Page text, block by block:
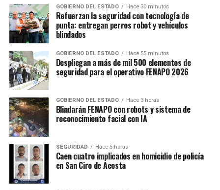
GOBIERNO DEL ESTADO Hace 30 minutos
Refuerzan la seguridad con tecnología de
punta: entregan perros robot y vehículos
blindados
GOBIERNO DEL ESTADO Hace 55 minutos
Despliegan a más de mil 500 elementos de
seguridad para el operativo FENAPO 2026
GOBIERNO DEL ESTADO Hace 3 horas
Blindarán FENAPO con robots y sistema de
reconocimiento facial con IA
SEGURIDAD Hace 5 horas
Caen cuatro implicados en homicidio de policía
en San Ciro de Acosta